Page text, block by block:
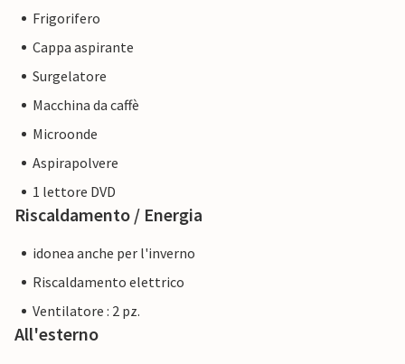
Frigorifero
Cappa aspirante
Surgelatore
Macchina da caffè
Microonde
Aspirapolvere
1 lettore DVD
Riscaldamento / Energia
idonea anche per l'inverno
Riscaldamento elettrico
Ventilatore : 2 pz.
All'esterno